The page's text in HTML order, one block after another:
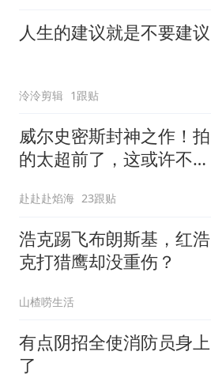
人生的建议就是不要建议
泠泠剪辑 1跟贴
威尔史密斯封神之作！拍
的太超前了，这或许不是
赴赴赴焰海 23跟贴
浩克踢飞布朗斯基，红浩
克打猎鹰却没重伤？
山楂唠生活
有点阴招全使消防员身上
了